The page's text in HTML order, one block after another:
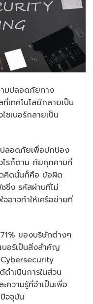
มปลอดภัยทาง
เทคโนโลยีกลายเป็น
ซเบอร์กลายเป็น
ปลอดภัยเพื่อปกป้อง
รก็ตาม ภัยคุกคามที่
คิดนั่นก็คือ ข้อผิด
ชิ่ง รหัสผ่านที่ไม่
อาจทำให้เครือข่ายที่
ของบริษัทต่างๆ
บอร์เป็นสิ่งสำคัญ
ำเนินการในส่วน
วามรู้ที่จำเป็นเพื่อ
จจุบัน